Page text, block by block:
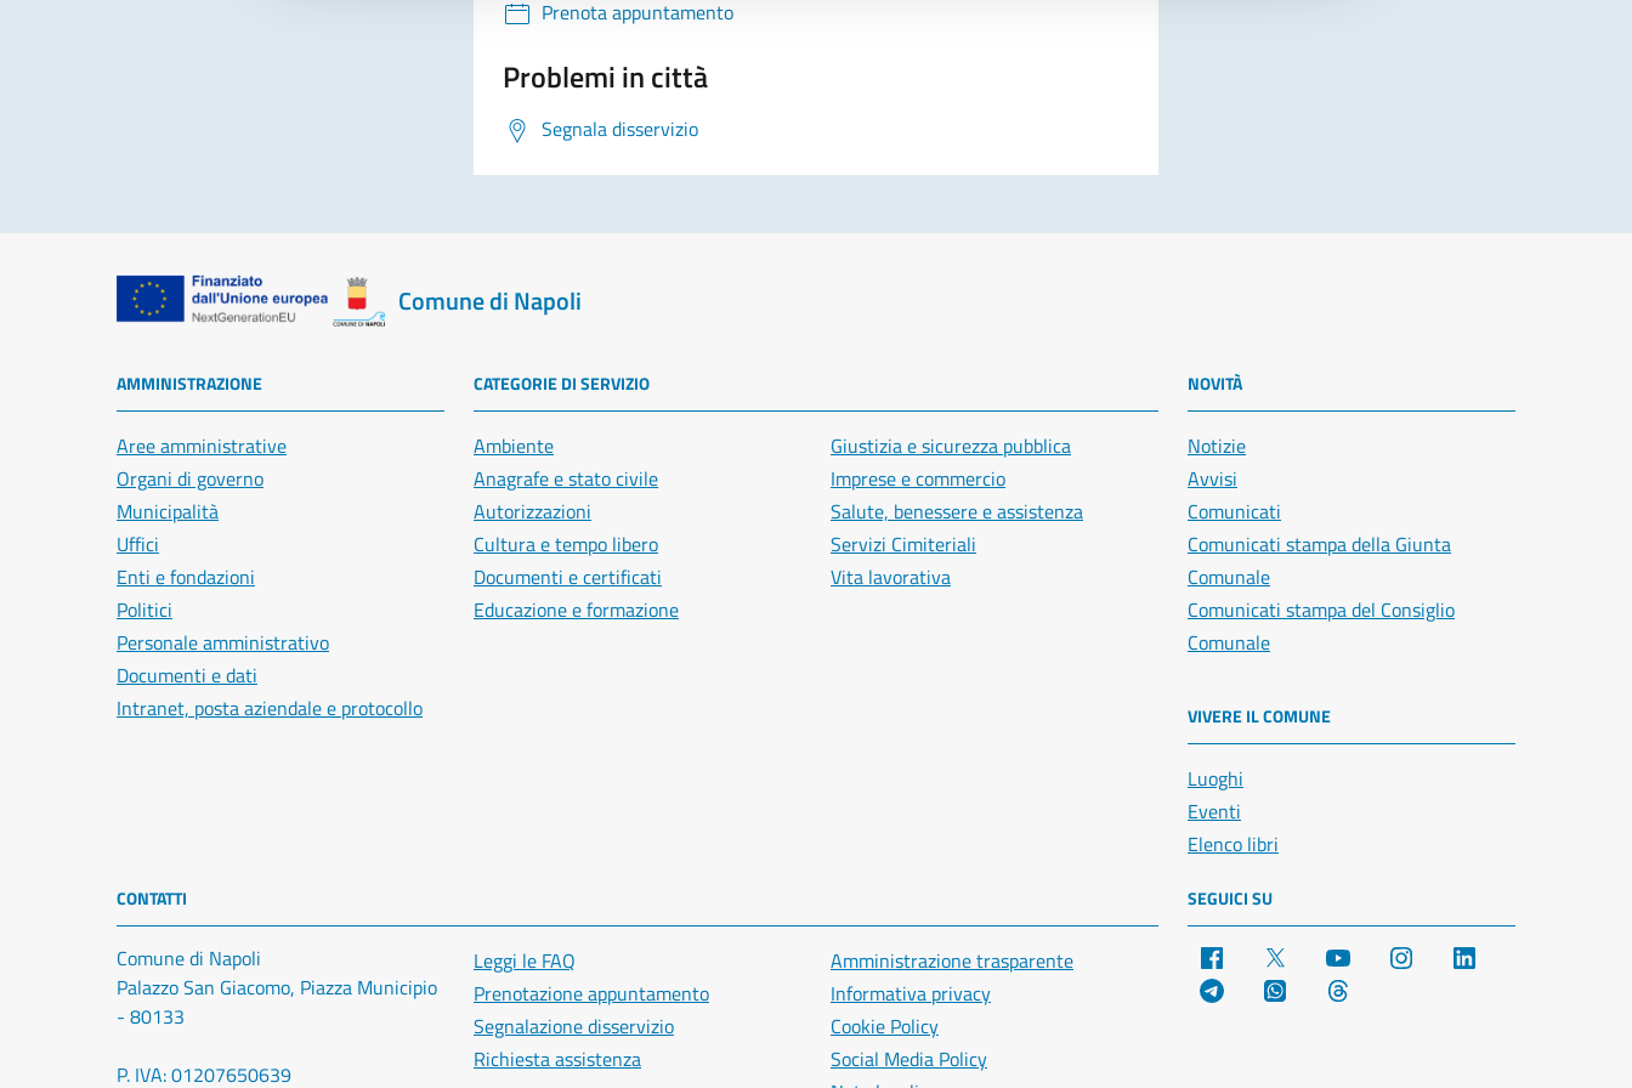
Prenota appuntamento
Problemi in città
Segnala disservizio
Comune di Napoli
AMMINISTRAZIONE
Aree amministrative
Organi di governo
Municipalità
Uffici
Enti e fondazioni
Politici
Personale amministrativo
Documenti e dati
Intranet, posta aziendale e protocollo
CATEGORIE DI SERVIZIO
Ambiente
Anagrafe e stato civile
Autorizzazioni
Cultura e tempo libero
Documenti e certificati
Educazione e formazione
Giustizia e sicurezza pubblica
Imprese e commercio
Salute, benessere e assistenza
Servizi Cimiteriali
Vita lavorativa
NOVITÀ
Notizie
Avvisi
Comunicati
Comunicati stampa della Giunta
Comunale
Comunicati stampa del Consiglio
Comunale
VIVERE IL COMUNE
Luoghi
Eventi
Elenco libri
CONTATTI
Comune di Napoli
Palazzo San Giacomo, Piazza Municipio
- 80133
P. IVA: 01207650639
Leggi le FAQ
Prenotazione appuntamento
Segnalazione disservizio
Richiesta assistenza
Amministrazione trasparente
Informativa privacy
Cookie Policy
Social Media Policy
SEGUICI SU
Facebook YouTube Instagram
Telegram WhatsApp